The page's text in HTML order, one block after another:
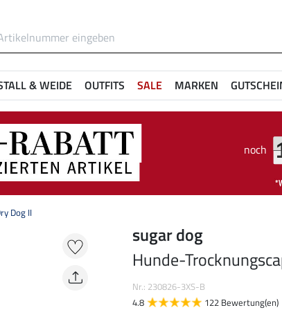
& WEIDE OUTFITS SALE MARKEN
noch
Dog II
sugar dog
Hunde-
Nr.: 230826-3XS-B
4.8
122 Bewertung(en)